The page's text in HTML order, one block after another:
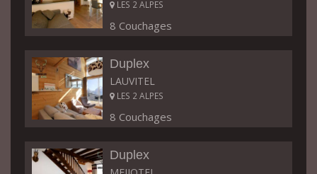
LES 2 ALPES
8 Couchages
Duplex
LAUVITEL
LES 2 ALPES
8 Couchages
Duplex